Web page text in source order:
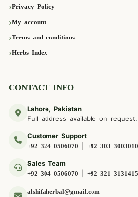
Privacy Policy
My account
Terms and conditions
Herbs Index
CONTACT INFO
Lahore, Pakistan
Full address available on request.
Customer Support
+92 324 0506070 +92 303 3003010
Sales Team
+92 304 0506070 +92 321 3131415
alshifaherbal@gmail.com